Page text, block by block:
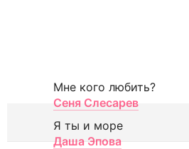
Мне кого любить?
Сеня Слесарев
Я ты и море
Даша Эпова